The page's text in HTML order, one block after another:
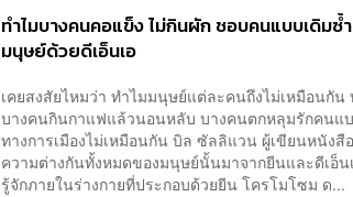
ทำไมบางคนคอแข็ง ไม่กินผัก ชอบคนแบบเดิมซ้
มนุษย์ด้วยดีเอ็นเอ
เคยสงสัยไหมว่า ทำไมมนุษย์แต่ละคนถึงไม่เหมือนกัน
บางคนกินกาแฟแล้วนอนหลับ บางคนตกหลุมรักคนแ
ทางการเมืองไม่เหมือนกัน บิล ซัลลิแวน ผู้เขียนหนัง
ความต่างกันทั้งหมดของมนุษย์นั้นมาจากยีนและดีเอ็น
รู้จักภายในร่างกายที่ประกอบด้วยยีน โครโมโซม ด...